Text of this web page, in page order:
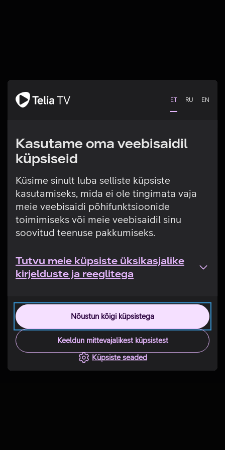
ET RU EN
Kasutame oma veebisaidil
küpsiseid
Küsime sinult luba selliste küpsiste
kasutamiseks, mida ei ole tingimata vaja
meie veebisaidi põhifunktsioonide
toimimiseks või meie veebisaidil sinu
soovitud teenuse pakkumiseks.
Tutvu meie küpsiste üksikasjalike
kirjelduste ja reeglitega
Nõustun kõigi küpsistega
Keeldun mittevajalikest küpsistest
Küpsiste seaded
Tehniline viga